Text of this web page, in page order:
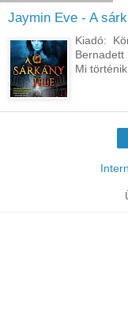
Jaymin Eve - A
Kiadó:
Mi